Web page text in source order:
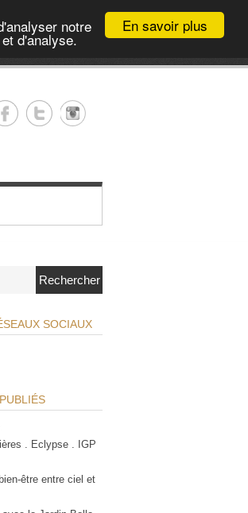
En savoir plus
notre
d'analyse.
Rechercher
SOCIAUX
. Eclypse . IGP
être entre ciel et